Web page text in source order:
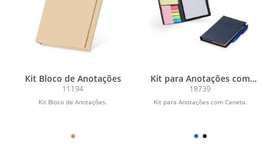
Kit Bloco de Anotações
11194
Kit Bloco de Anotações.
Kit para Anotações com
Caneta
18739
Kit para Anotações com Caneta.